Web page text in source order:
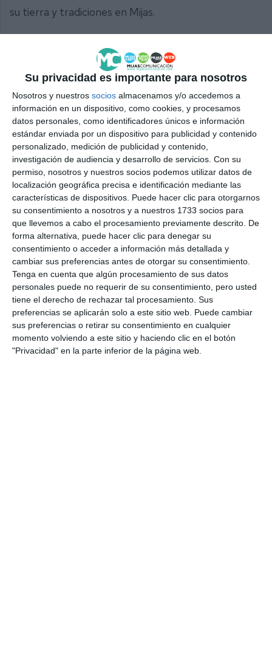
Su privacidad es importante para nosotros
Nosotros y nuestros socios almacenamos y/o accedemos a
información en un dispositivo, como cookies, y procesamos
datos personales, como identificadores únicos e información
estándar enviada por un dispositivo para publicidad y contenido
personalizado, medición de publicidad y contenido,
investigación de audiencia y desarrollo de servicios. Con su
permiso, nosotros y nuestros socios podemos utilizar datos de
localización geográfica precisa e identificación mediante las
características de dispositivos. Puede hacer clic para otorgarnos
su consentimiento a nosotros y a nuestros 1733 socios para
que llevemos a cabo el procesamiento previamente descrito. De
forma alternativa, puede hacer clic para denegar su
consentimiento o acceder a información más detallada y
cambiar sus preferencias antes de otorgar su consentimiento.
Tenga en cuenta que algún procesamiento de sus datos
personales puede no requerir de su consentimiento, pero usted
tiene el derecho de rechazar tal procesamiento. Sus
preferencias se aplicarán solo a este sitio web. Puede cambiar
sus preferencias o retirar su consentimiento en cualquier
momento volviendo a este sitio y haciendo clic en el botón
"Privacidad" en la parte inferior de la página web.
su tierra y tradiciones en Mijas.
Comparte esta noticia desde el siguiente enlace:
https://mijascom.com/?a=34576
FIESTA VENEZUELA LAS LAGUNAS MIJAS CULTURA